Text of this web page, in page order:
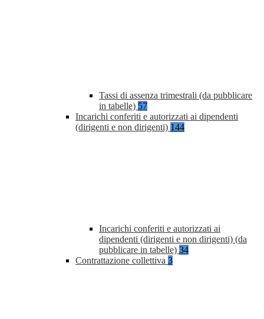
Tassi di assenza trimestrali (da pubblicare
in tabelle) 57
Incarichi conferiti e autorizzati ai dipendenti
(dirigenti e non dirigenti) 144
Incarichi conferiti e autorizzati ai
dipendenti (dirigenti e non dirigenti) (da
pubblicare in tabelle) 34
Contrattazione collettiva 3